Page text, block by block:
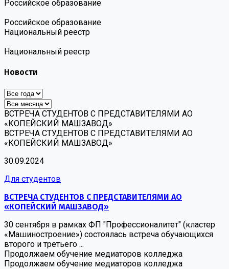
Российское образование
Российское образование
Национальный реестр
Национальный реестр
Новости
ВСТРЕЧА СТУДЕНТОВ С ПРЕДСТАВИТЕЛЯМИ АО
«КОПЕЙСКИЙ МАШЗАВОД»
ВСТРЕЧА СТУДЕНТОВ С ПРЕДСТАВИТЕЛЯМИ АО
«КОПЕЙСКИЙ МАШЗАВОД»
30.09.2024
Для студентов
ВСТРЕЧА СТУДЕНТОВ С ПРЕДСТАВИТЕЛЯМИ АО
«КОПЕЙСКИЙ МАШЗАВОД»
30 сентября в рамках ФП "Профессионалитет" (кластер
«Машиностроение») состоялась встреча обучающихся
второго и третьего ...
Продолжаем обучение медиаторов колледжа
Продолжаем обучение медиаторов колледжа